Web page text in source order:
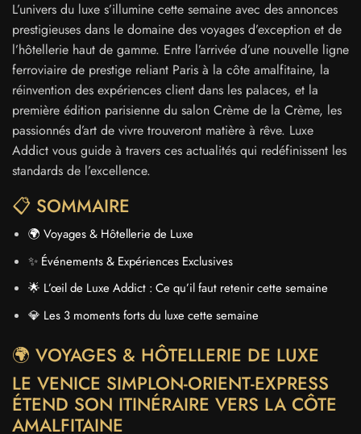
L’univers du luxe s’illumine cette semaine avec des annonces
prestigieuses dans le domaine des voyages d’exception et de
l’hôtellerie haut de gamme. Entre l’arrivée d’une nouvelle ligne
ferroviaire de prestige reliant Paris à la côte amalfitaine, la
réinvention des expériences client dans les palaces, et la
première édition parisienne du salon Crème de la Crème, les
passionnés d’art de vivre trouveront matière à rêve. Luxe
Addict vous guide à travers ces actualités qui redéfinissent les
standards de l’excellence.
📋 SOMMAIRE
🌍 Voyages & Hôtellerie de Luxe
✨ Événements & Expériences Exclusives
🌟 L’œil de Luxe Addict : Ce qu’il faut retenir cette semaine
💎 Les 3 moments forts du luxe cette semaine
🌍 VOYAGES & HÔTELLERIE DE LUXE
LE VENICE SIMPLON-ORIENT-EXPRESS
ÉTEND SON ITINÉRAIRE VERS LA CÔTE
AMALFITAINE